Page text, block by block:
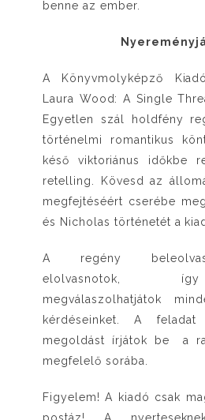
benne az ember.
A Könyvmolyképző
Laura Wood: A Single
Egyetlen szál holdfény
történelmi romantikus
késő viktoriánus időkbe
retelling. Kövesd az
megfejtéséért cserébe
és Nicholas történetét a
A regény
elolvasnotok,
megválaszolhatjátok
kérdéseinket. A
megoldást írjátok be a
megfelelő sorába.
Figyelem! A kiadó csak